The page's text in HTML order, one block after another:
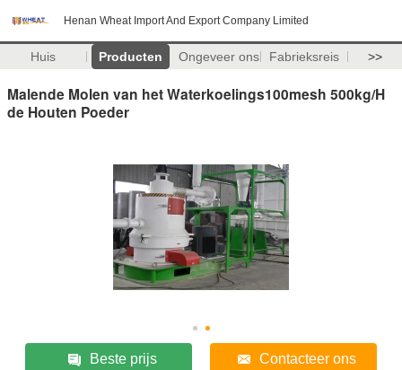
Henan Wheat Import And Export Company Limited
Huis Producten Ongeveer ons Fabrieksreis >>
Malende Molen van het Waterkoelings100mesh 500kg/H
de Houten Poeder
Beste prijs Contacteer ons